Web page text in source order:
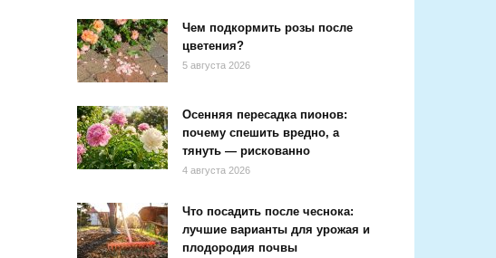
Чем подкормить розы после
цветения?
5 августа 2026
Осенняя пересадка пионов:
почему спешить вредно, а
тянуть — рискованно
4 августа 2026
Что посадить после чеснока:
лучшие варианты для урожая и
плодородия почвы